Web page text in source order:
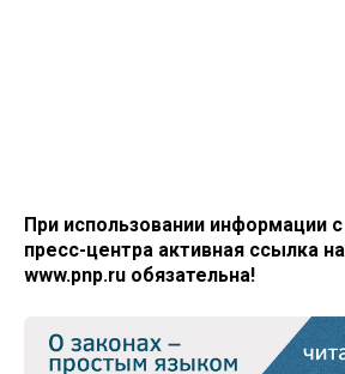
При использовании информации
пресс-центра активная ссылка на
www.pnp.ru обязательна!